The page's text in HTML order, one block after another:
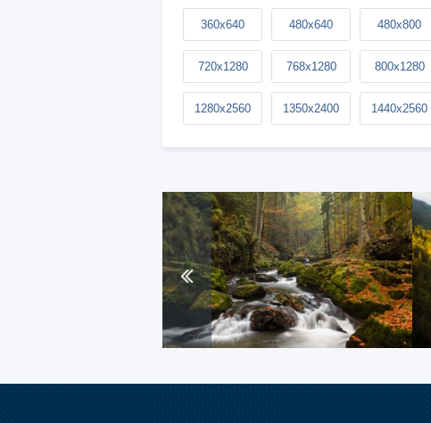
360x640 480x640 480x800
720x1280 768x1280 800x1280
1280x2560 1350x2400 1440x2560